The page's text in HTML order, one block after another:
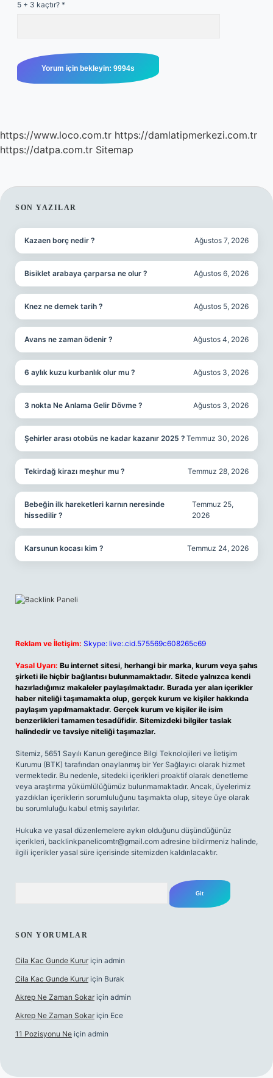
5 + 3 kaçtır? *
https://www.loco.com.tr https://damlatipmerkezi.com.tr
https://datpa.com.tr Sitemap
SIDEBAR
SON YAZILAR
Kazaen borç nedir ? Ağustos 7, 2026
Bisiklet arabaya çarparsa ne olur ? Ağustos 6, 2026
Knez ne demek tarih ? Ağustos 5, 2026
Avans ne zaman ödenir ? Ağustos 4, 2026
6 aylık kuzu kurbanlık olur mu ? Ağustos 3, 2026
3 nokta Ne Anlama Gelir Dövme ? Ağustos 3, 2026
Şehirler arası otobüs ne kadar kazanır 2025 ? Temmuz 30, 2026
Tekirdağ kirazı meşhur mu ? Temmuz 28, 2026
Bebeğin ilk hareketleri karnın neresinde
hissedilir ?
Temmuz 25,
2026
Karsunun kocası kim ? Temmuz 24, 2026
Reklam ve İletişim: Skype: live:.cid.575569c608265c69
Yasal Uyarı: Bu internet sitesi, herhangi bir marka, kurum veya şahıs
şirketi ile hiçbir bağlantısı bulunmamaktadır. Sitede yalnızca kendi
hazırladığımız makaleler paylaşılmaktadır. Burada yer alan içerikler
haber niteliği taşımamakta olup, gerçek kurum ve kişiler hakkında
paylaşım yapılmamaktadır. Gerçek kurum ve kişiler ile isim
benzerlikleri tamamen tesadüfidir. Sitemizdeki bilgiler taslak
halindedir ve tavsiye niteliği taşımazlar.
Sitemiz, 5651 Sayılı Kanun gereğince Bilgi Teknolojileri ve İletişim
Kurumu (BTK) tarafından onaylanmış bir Yer Sağlayıcı olarak hizmet
vermektedir. Bu nedenle, sitedeki içerikleri proaktif olarak denetleme
veya araştırma yükümlülüğümüz bulunmamaktadır. Ancak, üyelerimiz
yazdıkları içeriklerin sorumluluğunu taşımakta olup, siteye üye olarak
bu sorumluluğu kabul etmiş sayılırlar.
Hukuka ve yasal düzenlemelere aykırı olduğunu düşündüğünüz
içerikleri, backlinkpanelicomtr@gmail.com adresine bildirmeniz halinde,
ilgili içerikler yasal süre içerisinde sitemizden kaldırılacaktır.
SON YORUMLAR
Cila Kac Gunde Kurur için admin
Cila Kac Gunde Kurur için Burak
Akrep Ne Zaman Sokar için admin
Akrep Ne Zaman Sokar için Ece
11 Pozisyonu Ne için admin